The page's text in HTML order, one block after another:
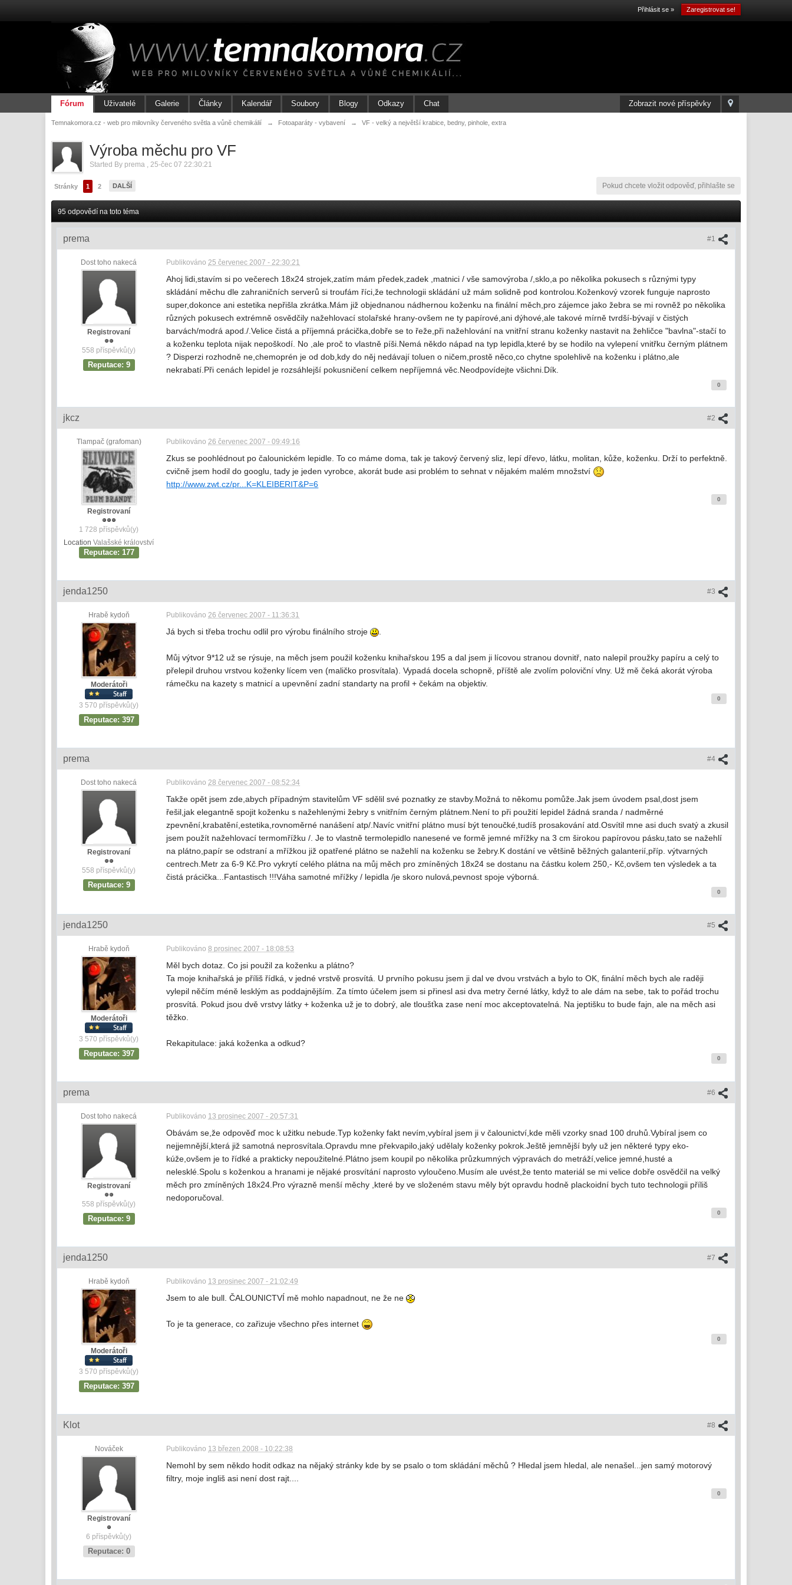
Přihlásit se » Zaregistrovat se!
Zobrazit nové příspěvky
Fórum Uživatelé Galerie Články Kalendář Soubory Blogy Odkazy Chat
Temnakomora.cz - web pro milovníky červeného světla a vůně chemikálií → Fotoaparáty - vybavení → VF - velký a největší krabice, bedny, pinhole, extra
Výroba měchu pro VF
Started By prema ,25-čec 07 22:30:21
Stránky 1 2 DALŠÍ Pokud chcete vložit odpověď, přihlašte se
95 odpovědí na toto téma
#1
prema
Dost toho nakecá
Registrovaní
558 příspěvků(y)
Reputace: 9
Publikováno25 červenec 2007 - 22:30:21
Ahoj lidi,stavím si po večerech 18x24 strojek,zatím mám předek,zadek ,matnici / vše samovýroba /,sklo,a po několika pokusech s různými typy
skládání měchu dle zahraničních serverů si troufám říci,že technologii skládání už mám solidně pod kontrolou.Koženkový vzorek funguje naprosto
super,dokonce ani estetika nepřišla zkrátka.Mám již objednanou nádhernou koženku na finální měch,pro zájemce jako žebra se mi rovněž po několika
různých pokusech extrémně osvědčily nažehlovací stolařské hrany-ovšem ne ty papírové,ani dýhové,ale takové mírně tvrdší-bývají v čistých
barvách/modrá apod./.Velice čistá a příjemná prácička,dobře se to řeže,při nažehlování na vnitřní stranu koženky nastavit na žehličce "bavlna"-stačí to
a koženku teplota nijak nepoškodí. No ,ale proč to vlastně píši.Nemá někdo nápad na typ lepidla,které by se hodilo na vylepení vnitřku černým plátnem
? Disperzi rozhodně ne,chemoprén je od dob,kdy do něj nedávají toluen o ničem,prostě něco,co chytne spolehlivě na koženku i plátno,ale
nekrabatí.Při cenách lepidel je rozsáhlejší pokusničení celkem nepříjemná věc.Neodpovídejte všichni.Dík.
0
#2
jkcz
Tlampač (grafoman)
Registrovaní
1 728 příspěvků(y)
Location Valašské království
Reputace: 177
Publikováno26 červenec 2007 - 09:49:16
Zkus se poohlédnout po čalounickém lepidle. To co máme doma, tak je takový červený sliz, lepí dřevo, látku, molitan, kůže, koženku. Drží to perfektně.
cvičně jsem hodil do googlu, tady je jeden vyrobce, akorát bude asi problém to sehnat v nějakém malém množství
http://www.zwt.cz/pr...K=KLEIBERIT&P=6
0
#3
jenda1250
Hrabě kydoň
Moderátoři
3 570 příspěvků(y)
Reputace: 397
Publikováno26 červenec 2007 - 11:36:31
Já bych si třeba trochu odlil pro výrobu finálního stroje
Můj výtvor 9*12 už se rýsuje, na měch jsem použil koženku knihařskou 195 a dal jsem ji lícovou stranou dovnitř, nato nalepil proužky papíru a celý to
přelepil druhou vrstvou koženky lícem ven (maličko prosvítala). Vypadá docela schopně, příště ale zvolím poloviční vlny. Už mě čeká akorát výroba
rámečku na kazety s matnicí a upevnění zadní standarty na profil + čekám na objektiv.
0
#4
prema
Dost toho nakecá
Registrovaní
558 příspěvků(y)
Reputace: 9
Publikováno28 červenec 2007 - 08:52:34
Takže opět jsem zde,abych případným stavitelům VF sdělil své poznatky ze stavby.Možná to někomu pomůže.Jak jsem úvodem psal,dost jsem
řešil,jak elegantně spojit koženku s nažehlenými žebry s vnitřním černým plátnem.Není to při použití lepidel žádná sranda / nadměrné
zpevnění,krabatění,estetika,rovnoměrné nanášení atp/.Navíc vnitřní plátno musí být tenoučké,tudíš prosakování atd.Osvítil mne asi duch svatý a zkusil
jsem použít nažehlovací termomřížku /. Je to vlastně termolepidlo nanesené ve formě jemné mřížky na 3 cm širokou papírovou pásku,tato se nažehlí
na plátno,papír se odstraní a mřížkou již opatřené plátno se nažehlí na koženku se žebry.K dostání ve většině běžných galanterií,příp. výtvarných
centrech.Metr za 6-9 Kč.Pro vykrytí celého plátna na můj měch pro zmíněných 18x24 se dostanu na částku kolem 250,- Kč,ovšem ten výsledek a ta
čistá prácička...Fantastisch !!!Váha samotné mřížky / lepidla /je skoro nulová,pevnost spoje výborná.
0
#5
jenda1250
Hrabě kydoň
Moderátoři
3 570 příspěvků(y)
Reputace: 397
Publikováno8 prosinec 2007 - 18:08:53
Měl bych dotaz. Co jsi použil za koženku a plátno?
Ta moje knihařská je příliš řídká, v jedné vrstvě prosvítá. U prvního pokusu jsem ji dal ve dvou vrstvách a bylo to OK, finální měch bych ale raději
vylepil něčím méně lesklým as poddajnějším. Za tímto účelem jsem si přinesl asi dva metry černé látky, když to ale dám na sebe, tak to pořád trochu
prosvítá. Pokud jsou dvě vrstvy látky + koženka už je to dobrý, ale tloušťka zase není moc akceptovatelná. Na jeptišku to bude fajn, ale na měch asi
těžko.
Rekapitulace: jaká koženka a odkud?
0
#6
prema
Dost toho nakecá
Registrovaní
558 příspěvků(y)
Reputace: 9
Publikováno 13 prosinec 2007 - 20:57:31
Obávám se,že odpověď moc k užitku nebude.Typ koženky fakt nevím,vybíral jsem ji v čalounictví,kde měli vzorky snad 100 druhů.Vybíral jsem co
nejjemnější,která již samotná neprosvítala.Opravdu mne překvapilo,jaký udělaly koženky pokrok.Ještě jemnější byly už jen některé typy eko-
kúže,ovšem je to řídké a prakticky nepoužitelné.Plátno jsem koupil po několika průzkumných výpravách do metráží,velice jemné,husté a
nelesklé.Spolu s koženkou a hranami je nějaké prosvítání naprosto vyloučeno.Musím ale uvést,že tento materiál se mi velice dobře osvědčil na velký
měch pro zmíněných 18x24.Pro výrazně menší měchy ,které by ve složeném stavu měly být opravdu hodně plackoidní bych tuto technologii příliš
nedoporučoval.
0
#7
jenda1250
Hrabě kydoň
Moderátoři
3 570 příspěvků(y)
Reputace: 397
Publikováno 13 prosinec 2007 - 21:02:49
Jsem to ale bull. ČALOUNICTVÍ mě mohlo napadnout, ne že ne
To je ta generace, co zařizuje všechno přes internet
0
#8
Klot
Nováček
Registrovaní
6 příspěvků(y)
Reputace: 0
Publikováno 13 březen 2008 - 10:22:38
Nemohl by sem někdo hodit odkaz na nějaký stránky kde by se psalo o tom skládání měchů ? Hledal jsem hledal, ale nenašel...jen samý motorový
filtry, moje ingliš asi není dost rajt....
0